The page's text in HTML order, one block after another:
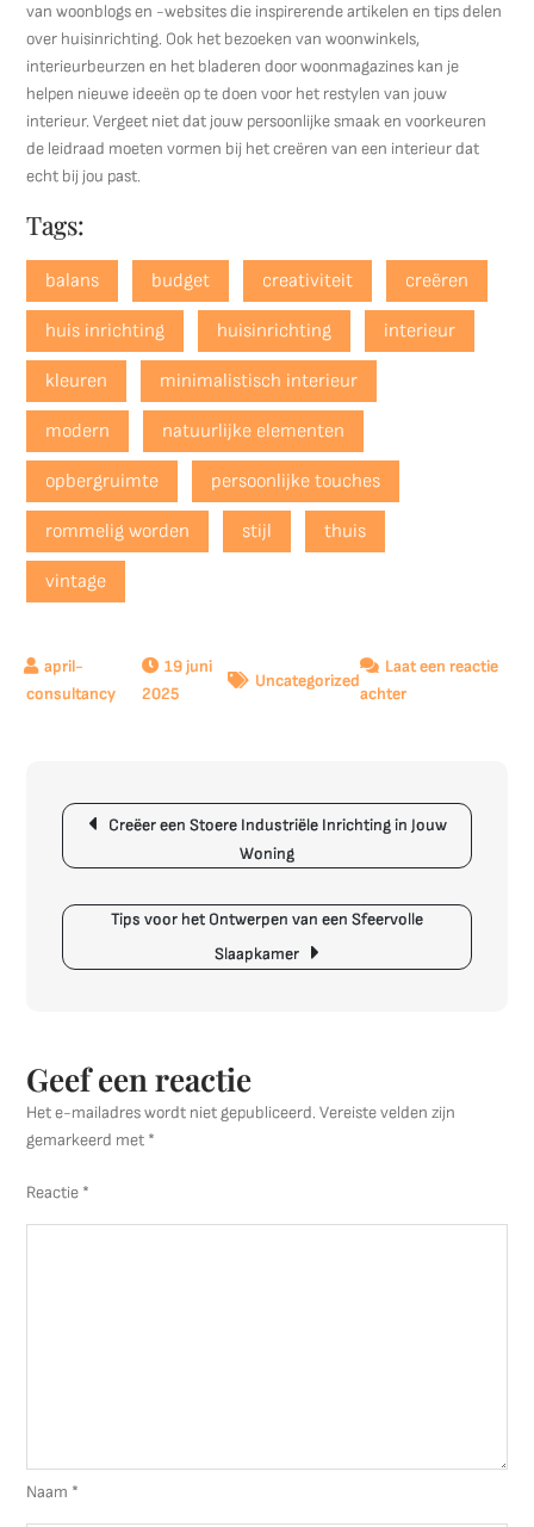
van woonblogs en -websites die inspirerende artikelen en tips delen
over huisinrichting. Ook het bezoeken van woonwinkels,
interieurbeurzen en het bladeren door woonmagazines kan je
helpen nieuwe ideeën op te doen voor het restylen van jouw
interieur. Vergeet niet dat jouw persoonlijke smaak en voorkeuren
de leidraad moeten vormen bij het creëren van een interieur dat
echt bij jou past.
Tags:
balans budget creativiteit creëren
huis inrichting huisinrichting interieur
kleuren minimalistisch interieur
modern natuurlijke elementen
opbergruimte persoonlijke touches
rommelig worden stijl thuis
vintage
19 juni
2025
Uncategorized
Laat een reactie
achterop
Stijlvolle
Huisinrichting:
Ideale
Berichtnavigatie
Creëer een Stoere Industriële Inrichting in Jouw
Woning
Tips voor het Ontwerpen van een Sfeervolle
Slaapkamer
Geef een reactie
Het e-mailadres wordt niet gepubliceerd. Vereiste velden zijn
gemarkeerd met *
Reactie *
Naam *